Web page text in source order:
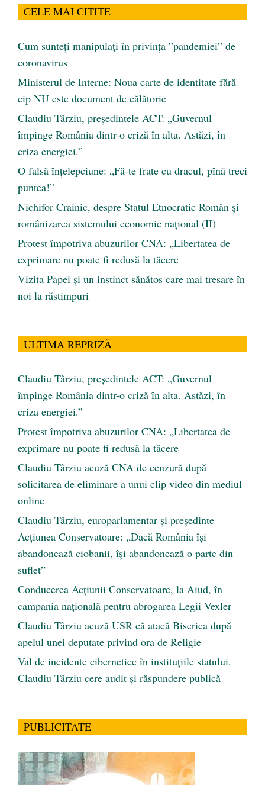
CELE MAI CITITE
Cum sunteți manipulați în privința ”pandemiei” de
coronavirus
Ministerul de Interne: Noua carte de identitate fără
cip NU este document de călătorie
Claudiu Târziu, președintele ACT: „Guvernul
împinge România dintr-o criză în alta. Astăzi, în
criza energiei.”
O falsă înțelepciune: „Fă-te frate cu dracul, pînă treci
puntea!”
Nichifor Crainic, despre Statul Etnocratic Român şi
românizarea sistemului economic naţional (II)
Protest împotriva abuzurilor CNA: „Libertatea de
exprimare nu poate fi redusă la tăcere
Vizita Papei și un instinct sănătos care mai tresare în
noi la răstimpuri
ULTIMA REPRIZĂ
Claudiu Târziu, președintele ACT: „Guvernul
împinge România dintr-o criză în alta. Astăzi, în
criza energiei.”
Protest împotriva abuzurilor CNA: „Libertatea de
exprimare nu poate fi redusă la tăcere
Claudiu Târziu acuză CNA de cenzură după
solicitarea de eliminare a unui clip video din mediul
online
Claudiu Târziu, europarlamentar și președinte
Acțiunea Conservatoare: „Dacă România își
abandonează ciobanii, își abandonează o parte din
suflet”
Conducerea Acțiunii Conservatoare, la Aiud, în
campania națională pentru abrogarea Legii Vexler
Claudiu Târziu acuză USR că atacă Biserica după
apelul unei deputate privind ora de Religie
Val de incidente cibernetice în instituțiile statului.
Claudiu Târziu cere audit și răspundere publică
PUBLICITATE